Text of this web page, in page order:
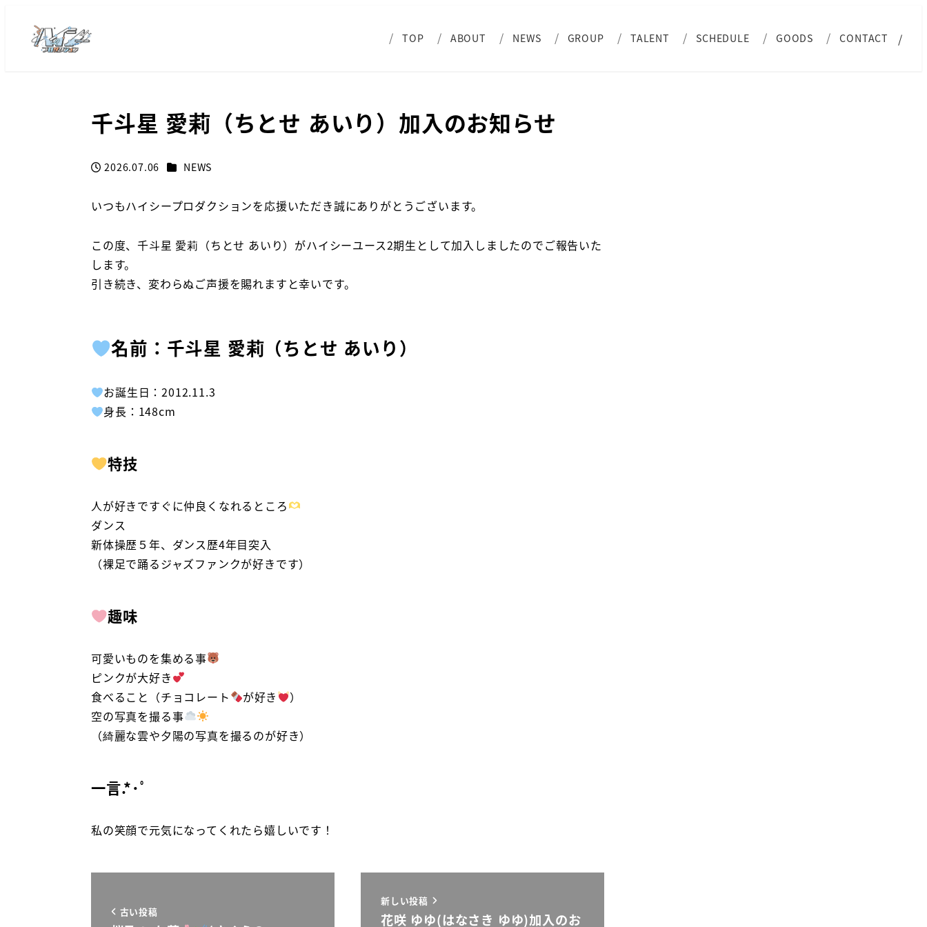
TOP ABOUT NEWS GROUP TALENT SCHEDULE GOODS CONTACT
千斗星 愛莉（ちとせ あいり）加入のお知らせ
投稿日
2026.07.06 カテゴリー
NEWS
いつもハイシープロダクションを応援いただき誠にありがとうございます。
この度、千斗星 愛莉（ちとせ あいり）がハイシーユース2期生として加入しましたのでご報告いた
します。
引き続き、変わらぬご声援を賜れますと幸いです。
名前：千斗星 愛莉（ちとせ あいり）
お誕生日：2012.11.3
身長：148cm
特技
人が好きですぐに仲良くなれるところ
ダンス
新体操歴５年、ダンス歴4年目突入
（裸足で踊るジャズファンクが好きです）
趣味
可愛いものを集める事
ピンクが大好き
食べること（チョコレート
が好き
）
空の写真を撮る事
（綺麗な雲や夕陽の写真を撮るのが好き）
一言.*･ﾟ
私の笑顔で元気になってくれたら嬉しいです！
古い投稿
新しい投稿
花咲 ゆゆ(はなさき ゆゆ)加入のお